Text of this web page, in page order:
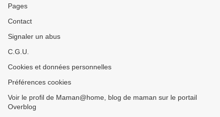
Pages
Contact
Signaler un abus
C.G.U.
Cookies et données personnelles
Préférences cookies
Voir le profil de Maman@home, blog de maman sur le portail
Overblog